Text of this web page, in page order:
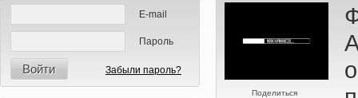
E-mail
Пароль
Войти Забыли пароль?
Поделиться